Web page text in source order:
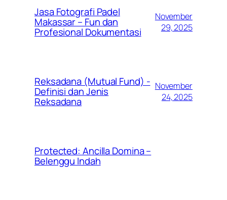
Jasa Fotografi Padel
Makassar – Fun dan
Profesional Dokumentasi
November
29, 2025
Reksadana (Mutual Fund) -
Definisi dan Jenis
Reksadana
November
24, 2025
Protected: Ancilla Domina –
Belenggu Indah